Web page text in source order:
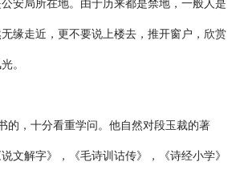
安局所在地。由于历来都是禁地，一般人是
缘走近，更不要说上楼去，推开窗户，欣赏
。
的，十分看重学问。他自然对段玉裁的著
文解字》，《毛诗训诂传》，《诗经小学》